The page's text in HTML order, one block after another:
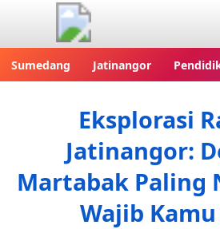
Sumedang Jatinangor
Eksplorasi
Jatinangor:
Martabak Paling
Wajib Kamu